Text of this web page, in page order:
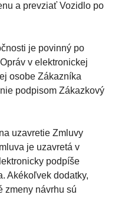
a prevziať Vozidlo po
je povinný po
v elektronickej
osobe Zákazníka
podpisom Zákazkový
uzavretie Zmluvy
je uzavretá v
podpíše
Akékoľvek dodatky,
zmeny návrhu sú